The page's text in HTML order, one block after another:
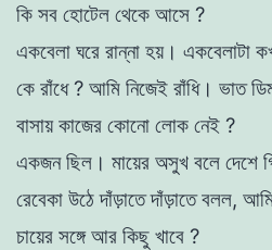
কি সব হােটেল থেকে আসে ?
একবেলা ঘরে রান্না হয়। একবেলাটা
কে রাঁধে? আমি নিজেই রাঁধি। ভাত
বাসায়কাজের কোনাে লােক নেই ?
একজনছিল । মায়ের অসুখ বলে দেশে
রেবেকা উঠেদাঁড়াতেদাঁড়াতেবলল,
চায়ের সঙ্গেআর কিছু খাবে ?